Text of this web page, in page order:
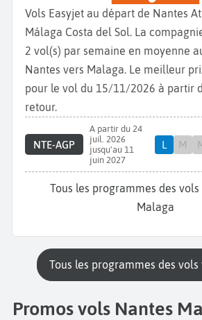
Vols Easyjet au départ de Nantes
Málaga Costa del Sol. La
2 vol(s) par semaine en moyenne
Nantes vers Malaga. Le meilleur
pour le vol du 15/11/2026 à partir
retour.
NTE-AGP
A partir du 24
juil. 2026
jusqu'au 11
juin 2027
L M
Tous les programmes des vols Easyjet vers
Malaga
Tous les programmes des
Promos vols Nantes